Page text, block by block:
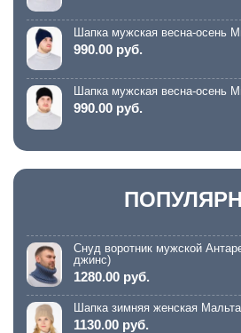
Шапка мужская весна-осень
990.00 руб.
Шапка мужская весна-осень
990.00 руб.
Снуд воротник мужской
джинс)
1280.00 руб.
Шапка зимняя женская
1130.00 руб.